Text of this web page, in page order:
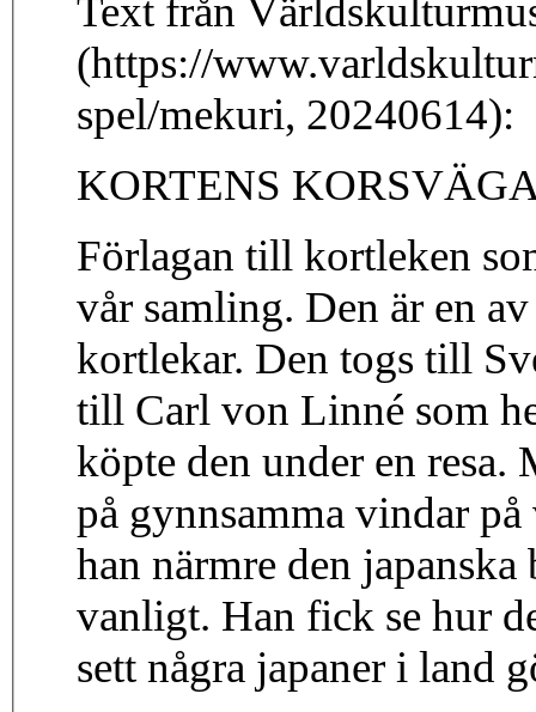
Text från
(https://
spel/mekuri, 20240614):
KORTENS
Förlagan till kortleken
vår samling. Den är en
kortlekar. Den togs till
till Carl von Linné som
köpte den under en resa.
på gynnsamma vindar
han närmre den
vanligt. Han fick se hur
sett några japaner i land